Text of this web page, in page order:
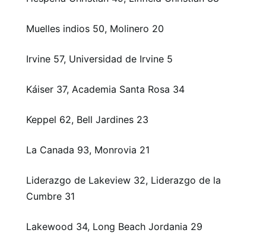
Muelles indios 50, Molinero 20
Irvine 57, Universidad de Irvine 5
Káiser 37, Academia Santa Rosa 34
Keppel 62, Bell Jardines 23
La Canada 93, Monrovia 21
Liderazgo de Lakeview 32, Liderazgo de la
Cumbre 31
Lakewood 34, Long Beach Jordania 29